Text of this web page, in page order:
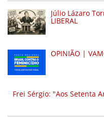
Júlio Lázaro
LIBERAL
OPINIÃO |
Frei Sérgio: "Aos Setenta